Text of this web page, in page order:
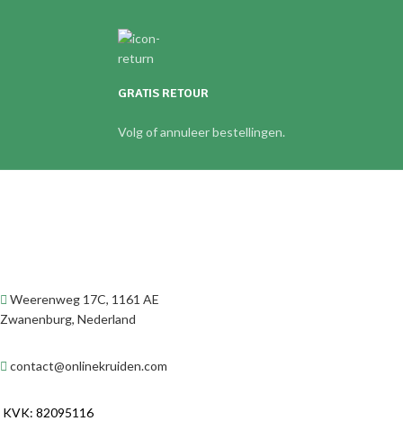
GRATIS RETOUR
Volg of annuleer bestellingen.
Weerenweg 17C, 1161 AE
Zwanenburg, Nederland
contact@onlinekruiden.com
KVK: 82095116